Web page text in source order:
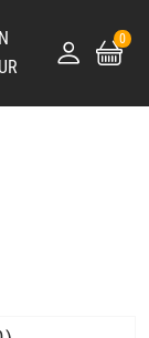
0